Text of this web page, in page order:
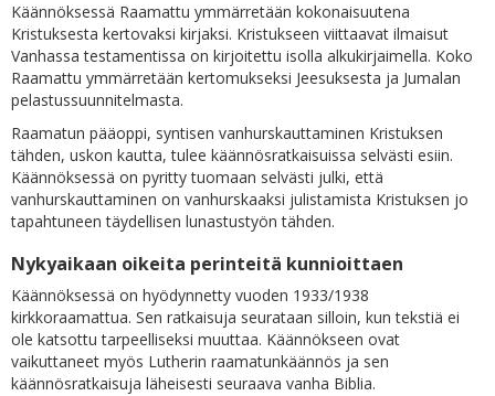
Käännöksessä Raamattu ymmärretään kokonaisuutena
Kristuksesta kertovaksi kirjaksi. Kristukseen viittaavat ilmaisut
Vanhassa testamentissa on kirjoitettu isolla alkukirjaimella. Koko
Raamattu ymmärretään kertomukseksi Jeesuksesta ja Jumalan
pelastussuunnitelmasta.
Raamatun pääoppi, syntisen vanhurskauttaminen Kristuksen
tähden, uskon kautta, tulee käännösratkaisuissa selvästi esiin.
Käännöksessä on pyritty tuomaan selvästi julki, että
vanhurskauttaminen on vanhurskaaksi julistamista Kristuksen jo
tapahtuneen täydellisen lunastustyön tähden.
Nykyaikaan oikeita perinteitä kunnioittaen
Käännöksessä on hyödynnetty vuoden 1933/1938
kirkkoraamattua. Sen ratkaisuja seurataan silloin, kun tekstiä ei
ole katsottu tarpeelliseksi muuttaa. Käännökseen ovat
vaikuttaneet myös Lutherin raamatunkäännös ja sen
käännösratkaisuja läheisesti seuraava vanha Biblia.